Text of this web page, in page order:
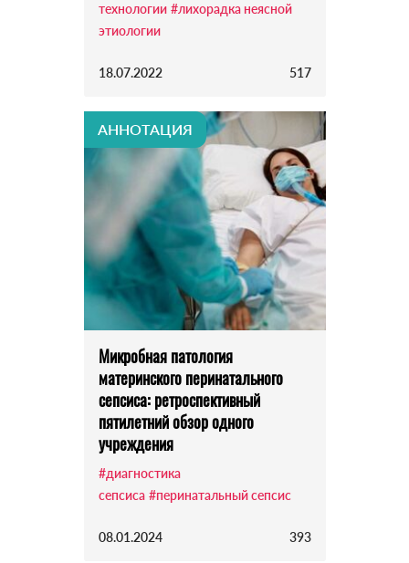
технологии #лихорадка неясной
этиологии
18.07.2022 517
АННОТАЦИЯ
Микробная патология
материнского перинатального
сепсиса: ретроспективный
пятилетний обзор одного
учреждения
#диагностика
сепсиса #перинатальный сепсис
08.01.2024 393